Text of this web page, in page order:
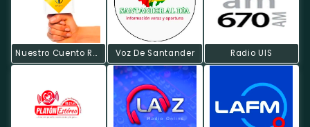
Nuestro Cuento Radio Voz De Santander Radio UIS